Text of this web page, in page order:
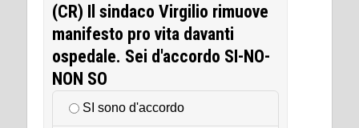
(CR) Il sindaco Virgilio rimuove
manifesto pro vita davanti
ospedale. Sei d'accordo SI-NO-
NON SO
SI sono d'accordo